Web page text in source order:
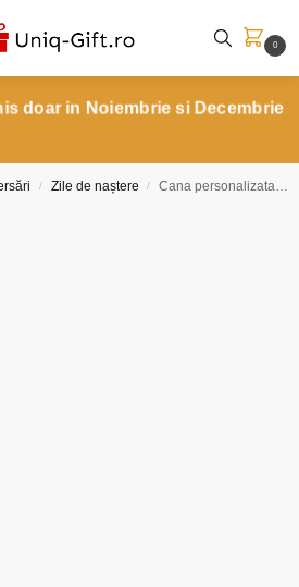
0
doar in Noiembrie si Decembrie
/ Zile de naștere / Cana personalizata iepuraș roz cu nume